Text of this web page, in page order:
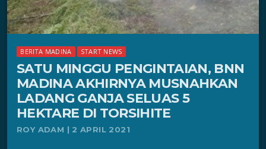
BERITA MADINA START NEWS
SATU MINGGU PENGINTAIAN, BNN
MADINA AKHIRNYA MUSNAHKAN
LADANG GANJA SELUAS 5
HEKTARE DI TORSIHITE
ROY ADAM | 2 APRIL 2021